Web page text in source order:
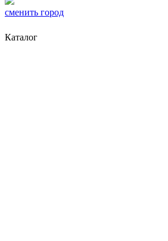
сменить город
Каталог